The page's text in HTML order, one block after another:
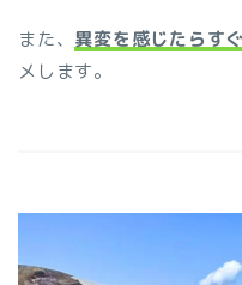
また、 異変を感じたらす
メします。